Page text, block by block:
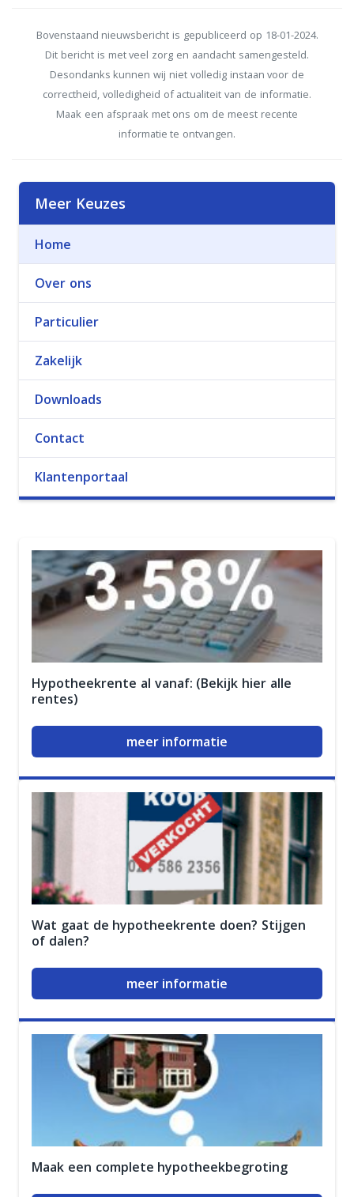
Bovenstaand nieuwsbericht is gepubliceerd op 18-01-2024.
Dit bericht is met veel zorg en aandacht samengesteld.
Desondanks kunnen wij niet volledig instaan voor de
correctheid, volledigheid of actualiteit van de informatie.
Maak een afspraak met ons om de meest recente
informatie te ontvangen.
Meer Keuzes
Home
Over ons
Particulier
Zakelijk
Downloads
Contact
Klantenportaal
Hypotheekrente al vanaf: (Bekijk hier alle
rentes)
meer informatie
Wat gaat de hypotheekrente doen? Stijgen
of dalen?
meer informatie
Maak een complete hypotheekbegroting